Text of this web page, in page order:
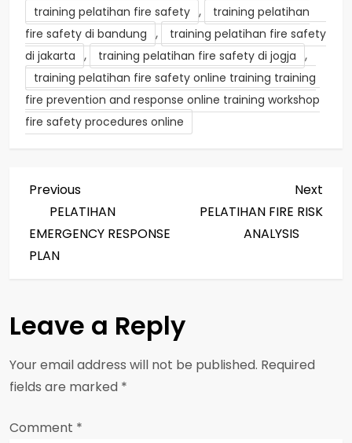
training pelatihan fire safety ,
training pelatihan
fire safety di bandung ,
training pelatihan fire safety
di jakarta , training pelatihan fire safety di jogja ,
training pelatihan fire safety online training training
fire prevention and response online training workshop
fire safety procedures online
P
o
s
n
a
v
Previous
Post
Previous
PELATIHAN
EMERGENCY RESPONSE
PLAN
Post
Next
PELATIHAN FIRE RISK
ANALYSIS
Leave a Reply
Your email address will not be published. Required
fields are marked *
Comment *